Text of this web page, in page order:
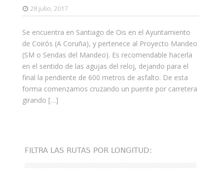
28 julio, 2017
Se encuentra en Santiago de Ois en el Ayuntamiento
de Coirós (A Coruña), y pertenece al Proyecto Mandeo
(SM o Sendas del Mandeo). Es recomendable hacerla
en el sentido de las agujas del reloj, dejando para el
final la pendiente de 600 metros de asfalto. De esta
forma comenzamos cruzando un puente por carretera
girando […]
FILTRA LAS RUTAS POR LONGITUD: